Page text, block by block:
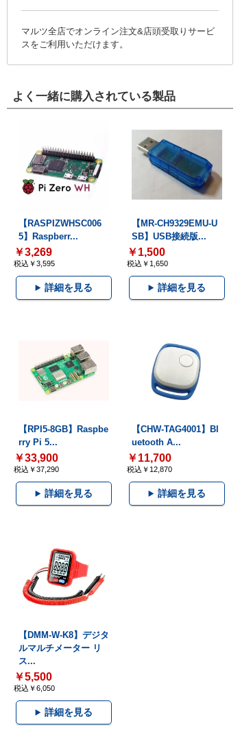
マルツ全店でオンライン注文&店頭受取りサービ
スをご利用いただけます。
よく一緒に購入されている製品
【RASPIZWHSC006
5】Raspberr...
￥3,269
税込￥3,595
詳細を見る
【MR-CH9329EMU-U
SB】USB接続版...
￥1,500
税込￥1,650
詳細を見る
【RPI5-8GB】Raspbe
rry Pi 5...
￥33,900
税込￥37,290
詳細を見る
【CHW-TAG4001】Bl
uetooth A...
￥11,700
税込￥12,870
詳細を見る
【DMM-W-K8】デジタ
ルマルチメーター リ
ス...
￥5,500
税込￥6,050
詳細を見る